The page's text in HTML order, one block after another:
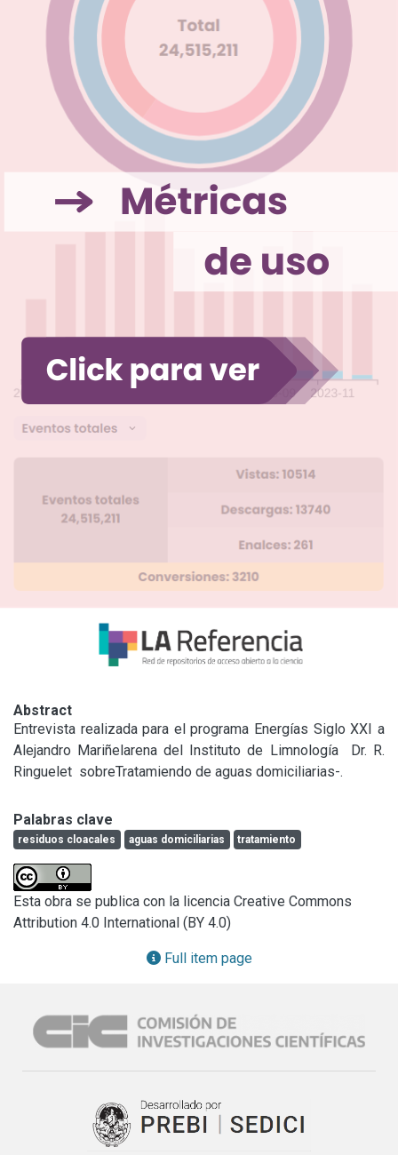
Abstract
Entrevista realizada para el programa Energías Siglo XXI a
Alejandro Mariñelarena del Instituto de Limnología  Dr. R.
Ringuelet  sobreTratamiendo de aguas domiciliarias-.
Palabras clave
residuos cloacales aguas domiciliarias tratamiento
Esta obra se publica con la licencia Creative Commons
Attribution 4.0 International (BY 4.0)
Full item page